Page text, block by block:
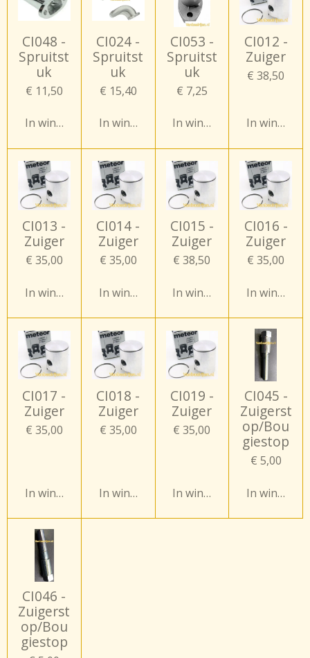
CI048 -
Spruitst
uk
€ 11,50
In winkelwagen
CI024 -
Spruitst
uk
€ 15,40
In winkelwagen
CI053 -
Spruitst
uk
€ 7,25
In winkelwagen
CI012 -
Zuiger
€ 38,50
In
CI013 -
Zuiger
€ 35,00
In winkelwagen
CI014 -
Zuiger
€ 35,00
In winkelwagen
CI015 -
Zuiger
€ 38,50
In winkelwagen
CI016 -
Zuiger
€ 35,00
In
CI017 -
Zuiger
€ 35,00
In winkelwagen
CI018 -
Zuiger
€ 35,00
In winkelwagen
CI019 -
Zuiger
€ 35,00
In winkelwagen
CI045 -
Zuigerst
op/Bou
giestop
€ 5,00
In
CI046 -
Zuigerst
op/Bou
giestop